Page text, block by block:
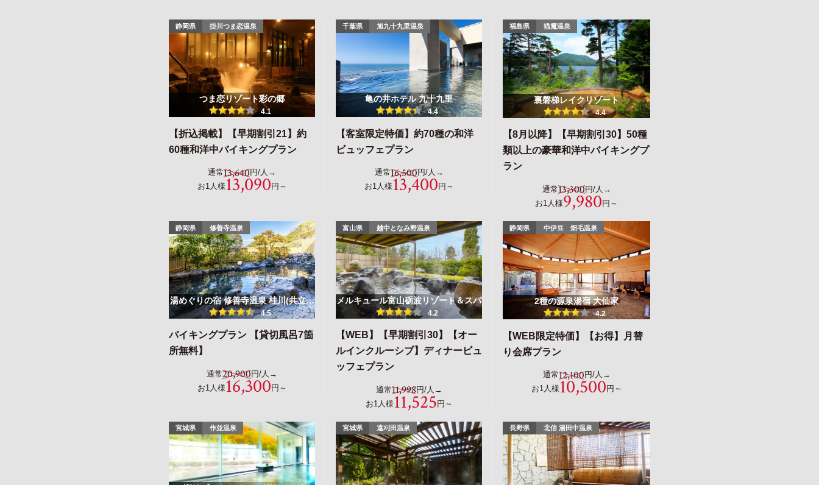
静岡県 掛川つま恋温泉
つま恋リゾート彩の郷
4.1
【折込掲載】【早期割引21】約
60種和洋中バイキングプラン
通常13,640円/人→
お1人様13,090 円～
千葉県 旭九十九里温泉
亀の井ホテル 九十九里
4.4
【客室限定特価】約70種の和洋
ビュッフェプラン
通常16,500円/人→
お1人様13,400 円～
福島県 猫魔温泉
裏磐梯レイクリゾート
4.4
【8月以降】【早期割引30】50種
類以上の豪華和洋中バイキングプ
ラン
通常13,300円/人→
お1人様9,980 円～
静岡県 修善寺温泉
湯めぐりの宿 修善寺温泉 桂川(共立…
4.5
バイキングプラン 【貸切風呂7箇
所無料】
通常20,900円/人→
お1人様16,300円～
富山県 越中となみ野温泉
メルキュール富山砺波リゾート＆スパ
4.2
【WEB】【早期割引30】【オー
ルインクルーシブ】ディナービュ
ッフェプラン
通常11,998円/人→
お1人様11,525円～
静岡県 中伊豆 畑毛温泉
2種の源泉湯宿 大仙家
4.2
【WEB限定特価】【お得】月替
り会席プラン
通常12,100円/人→
お1人様10,500 円～
宮城県 作並温泉 宮城県 遠刈田温泉 長野県 北信 湯田中温泉